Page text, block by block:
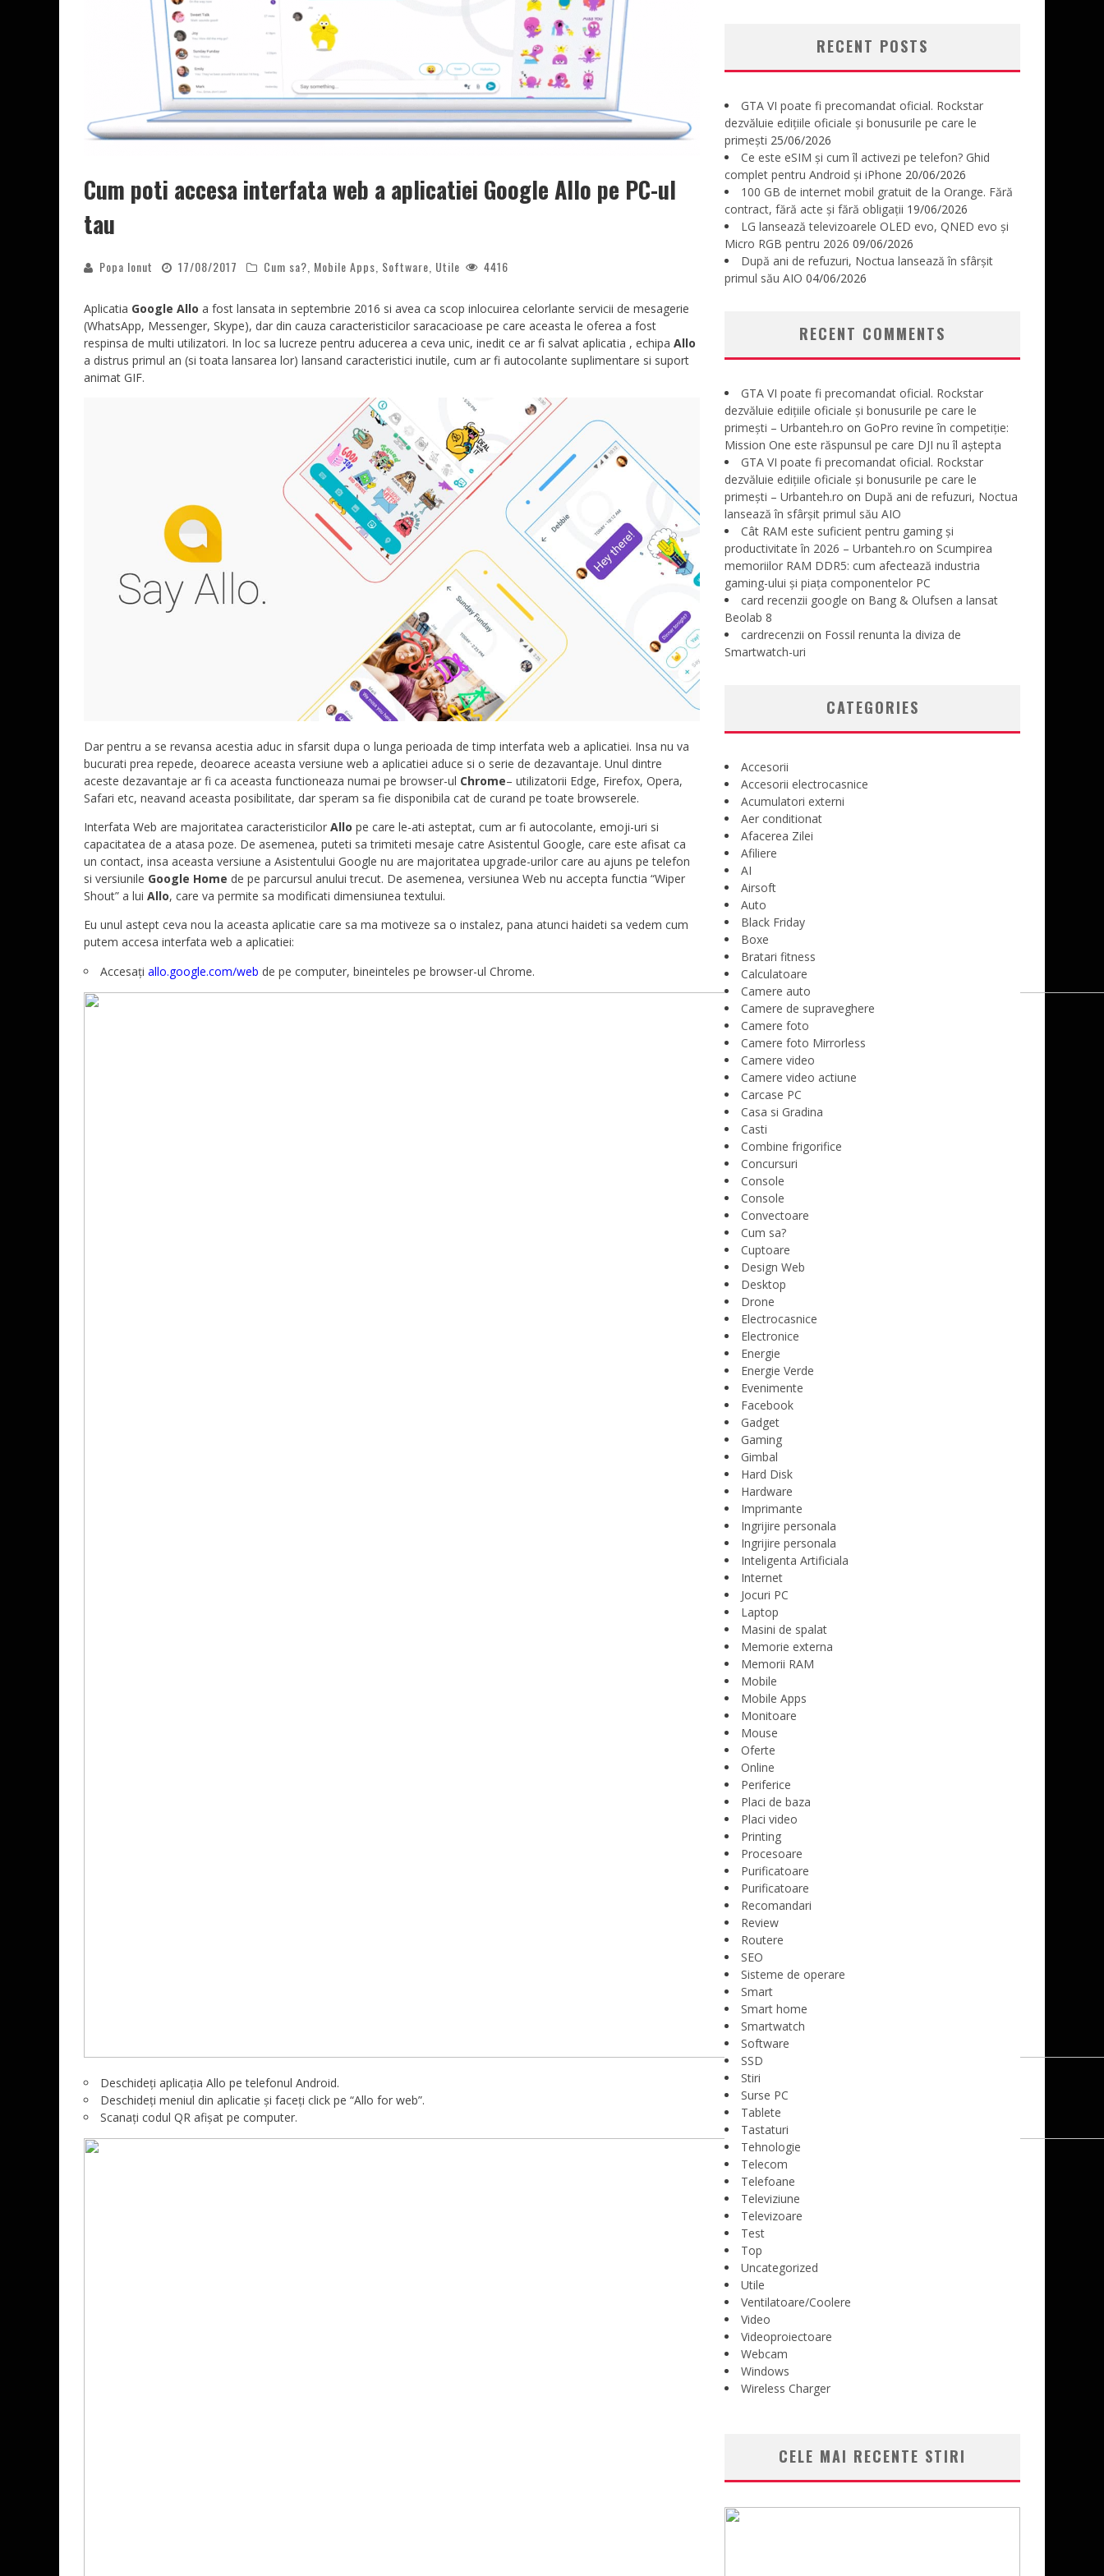
Cum poti accesa interfata web a aplicatiei Google Allo pe PC-ul
tau
Popa Ionut 17/08/2017 Cum sa? Mobile Apps Software Utile 4416
Aplicatia Google Allo a fost lansata in septembrie 2016 si avea ca scop inlocuirea celorlante servicii de mesagerie
(WhatsApp, Messenger, Skype), dar din cauza caracteristicilor saracacioase pe care aceasta le oferea a fost
respinsa de multi utilizatori. In loc sa lucreze pentru aducerea a ceva unic, inedit ce ar fi salvat aplicatia , echipa Allo
a distrus primul an (si toata lansarea lor) lansand caracteristici inutile, cum ar fi autocolante suplimentare si suport
animat GIF.
Dar pentru a se revansa acestia aduc in sfarsit dupa o lunga perioada de timp interfata web a aplicatiei. Insa nu va
bucurati prea repede, deoarece aceasta versiune web a aplicatiei aduce si o serie de dezavantaje. Unul dintre
aceste dezavantaje ar fi ca aceasta functioneaza numai pe browser-ul Chrome– utilizatorii Edge, Firefox, Opera,
Safari etc, neavand aceasta posibilitate, dar speram sa fie disponibila cat de curand pe toate browserele.
Interfata Web are majoritatea caracteristicilor Allo pe care le-ati asteptat, cum ar fi autocolante, emoji-uri si
capacitatea de a atasa poze. De asemenea, puteti sa trimiteti mesaje catre Asistentul Google, care este afisat ca
un contact, insa aceasta versiune a Asistentului Google nu are majoritatea upgrade-urilor care au ajuns pe telefon
si versiunile Google Home de pe parcursul anului trecut. De asemenea, versiunea Web nu accepta functia “Wiper
Shout” a lui Allo, care va permite sa modificati dimensiunea textului.
Eu unul astept ceva nou la aceasta aplicatie care sa ma motiveze sa o instalez, pana atunci haideti sa vedem cum
putem accesa interfata web a aplicatiei:
Accesați allo.google.com/web de pe computer, bineinteles pe browser-ul Chrome.
Deschideți aplicația Allo pe telefonul Android.
Deschideți meniul din aplicatie și faceți click pe “Allo for web”.
Scanați codul QR afișat pe computer.
RECENT POSTS
GTA VI poate fi precomandat oficial. Rockstar
dezvăluie edițiile oficiale și bonusurile pe care le
primești 25/06/2026
Ce este eSIM și cum îl activezi pe telefon? Ghid
complet pentru Android și iPhone 20/06/2026
100 GB de internet mobil gratuit de la Orange. Fără
contract, fără acte și fără obligații 19/06/2026
LG lansează televizoarele OLED evo, QNED evo și
Micro RGB pentru 2026 09/06/2026
După ani de refuzuri, Noctua lansează în sfârșit
primul său AIO 04/06/2026
RECENT COMMENTS
GTA VI poate fi precomandat oficial. Rockstar
dezvăluie edițiile oficiale și bonusurile pe care le
primești – Urbanteh.ro on GoPro revine în competiție:
Mission One este răspunsul pe care DJI nu îl aștepta
GTA VI poate fi precomandat oficial. Rockstar
dezvăluie edițiile oficiale și bonusurile pe care le
primești – Urbanteh.ro on După ani de refuzuri, Noctua
lansează în sfârșit primul său AIO
Cât RAM este suficient pentru gaming și
productivitate în 2026 – Urbanteh.ro on Scumpirea
memoriilor RAM DDR5: cum afectează industria
gaming-ului și piața componentelor PC
card recenzii google on Bang & Olufsen a lansat
Beolab 8
cardrecenzii on Fossil renunta la diviza de
Smartwatch-uri
CATEGORIES
Accesorii
Accesorii electrocasnice
Acumulatori externi
Aer conditionat
Afacerea Zilei
Afiliere
AI
Airsoft
Auto
Black Friday
Boxe
Bratari fitness
Calculatoare
Camere auto
Camere de supraveghere
Camere foto
Camere foto Mirrorless
Camere video
Camere video actiune
Carcase PC
Casa si Gradina
Casti
Combine frigorifice
Concursuri
Console
Console
Convectoare
Cum sa?
Cuptoare
Design Web
Desktop
Drone
Electrocasnice
Electronice
Energie
Energie Verde
Evenimente
Facebook
Gadget
Gaming
Gimbal
Hard Disk
Hardware
Imprimante
Ingrijire personala
Ingrijire personala
Inteligenta Artificiala
Internet
Jocuri PC
Laptop
Masini de spalat
Memorie externa
Memorii RAM
Mobile
Mobile Apps
Monitoare
Mouse
Oferte
Online
Periferice
Placi de baza
Placi video
Printing
Procesoare
Purificatoare
Purificatoare
Recomandari
Review
Routere
SEO
Sisteme de operare
Smart
Smart home
Smartwatch
Software
SSD
Stiri
Surse PC
Tablete
Tastaturi
Tehnologie
Telecom
Telefoane
Televiziune
Televizoare
Test
Top
Uncategorized
Utile
Ventilatoare/Coolere
Video
Videoproiectoare
Webcam
Windows
Wireless Charger
CELE MAI RECENTE STIRI